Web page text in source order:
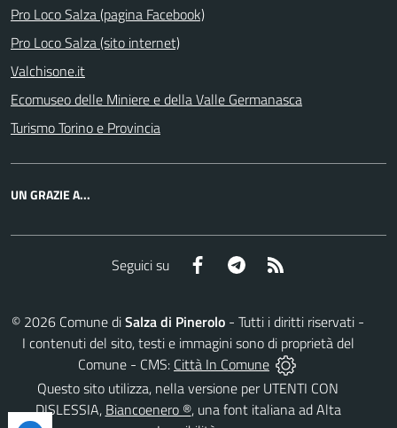
Pro Loco Salza (pagina Facebook)
Pro Loco Salza (sito internet)
Valchisone.it
Ecomuseo delle Miniere e della Valle Germanasca
Turismo Torino e Provincia
UN GRAZIE A...
Seguici su Facebook Telegram
© 2026 Comune diSalza di Pinerolo - Tutti i diritti riservati -
I contenuti del sito, testi e immagini sono di proprietà del
Comune - CMS: Città In Comune
Questo sito utilizza, nella versione per UTENTI CON
DISLESSIA, Biancoenero ®, una font italiana ad Alta